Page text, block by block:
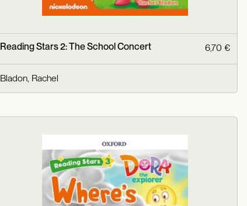
Reading Stars 2: The School Concert 6,70 €
Bladon, Rachel